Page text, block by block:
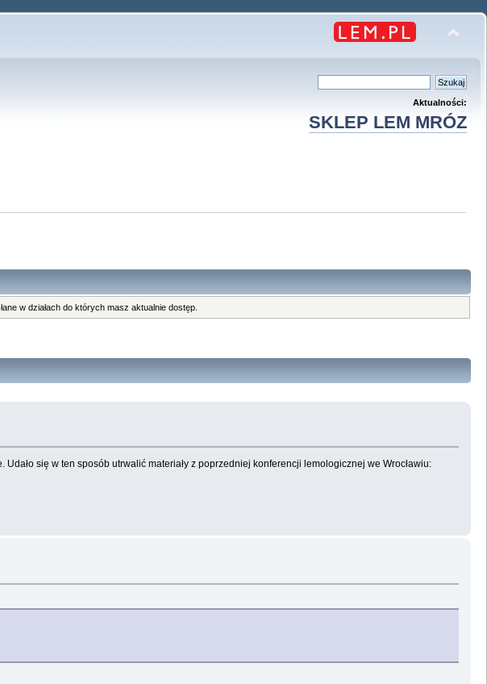
Aktualności:
SKLEP LEM MRÓZ
w działach do których masz aktualnie dostęp.
się w ten sposób utrwalić materiały z poprzedniej konferencji lemologicznej we Wrocławiu: